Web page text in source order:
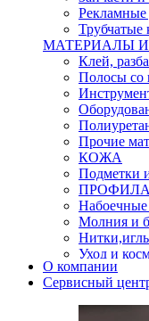
Трубчатые
МАТЕРИАЛЫ
Клей,
Полосы со
Прочие
КОЖА
Подметки
Молния и
Уход и
Кнопки
Пряжки для
О компании
Сервисный